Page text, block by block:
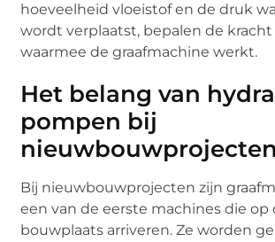
hoeveelheid vloeistof en de druk
wordt verplaatst, bepalen de
waarmee de graafmachine werkt.
Het belang van
pompen bij
nieuwbouwprojecten
Bij nieuwbouwprojecten zijn
een van de eerste machines die op
bouwplaats arriveren. Ze worden